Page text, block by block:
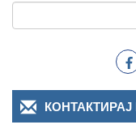
Search
Пребарување
КОНТАКТИРАЈ